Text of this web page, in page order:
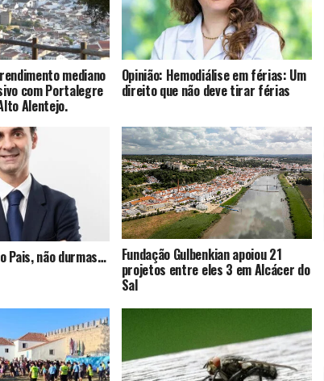
mediano
com Portalegre
Alentejo.
Opinião: Hemodiálise em férias: Um
direito que não deve tirar férias
Pais, não durmas… Fundação Gulbenkian apoiou 21
projetos entre eles 3 em Alcácer do
Sal